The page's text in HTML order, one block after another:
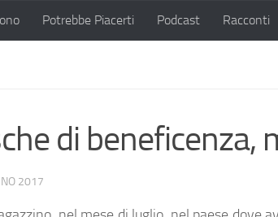
Potrebbe Piacerti Podcast Racconti
di beneficenza,
2017